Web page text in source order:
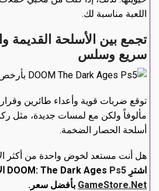
اللعبة مناسبة لك.
تجمع بين الأسلحة القديمة
سريع وسلس
توقع ضربات قوية وأعداء طائرين
مألوفاً ولكن مع لمسات جديدة، مثل
أسلحة الحصار الضخمة.
هل أنت مستعد لخوض واحدة من أكثر
اشترِ DOOM: The Dark Ages Ps5
GameStore.Net بأفضل سعر.